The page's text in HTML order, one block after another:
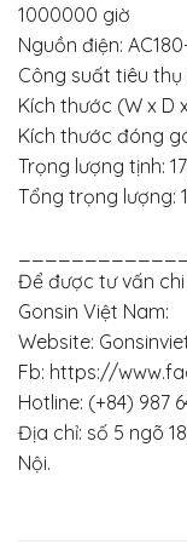
1000000 giờ
Nguồn điện:
Công suất tiêu thụ
Kích thước (W x D
Kích thước đóng
Trọng lượng tịnh:
Tổng trọng lượng:
Để được tư vấn chi
Gonsin Việt Nam:
Website:
Fb: https://
Hotline: (+84) 987
Địa chỉ: số 5 ngõ
Nội.